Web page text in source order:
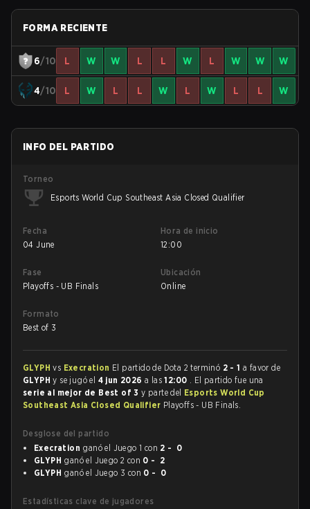
FORMA RECIENTE
6/10 L W W L L W L W W W
4/10 L W L L W L W L L W
INFO DEL PARTIDO
Torneo
Esports World Cup Southeast Asia Closed Qualifier
Fecha
04 June
Hora de inicio
12:00
Fase
Playoffs - UB Finals
Ubicación
Online
Formato
Best of 3
GLYPHvs Execration El partido de Dota 2 terminó 2 - 1 a favor de
GLYPHy se jugó el 4 jun 2026a las12:00 . El partido fue una
serie al mejor de Best of 3y parte del Esports World Cup
Southeast Asia Closed Qualifier Playoffs - UB Finals.
Desglose del partido
Execration ganó el Juego 1 con 2 - 0
GLYPH ganó el Juego 2 con 0 - 2
GLYPH ganó el Juego 3 con 0 - 0
Estadísticas clave de jugadores